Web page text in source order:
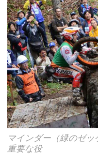
マインダー（緑のゼ
重要な役